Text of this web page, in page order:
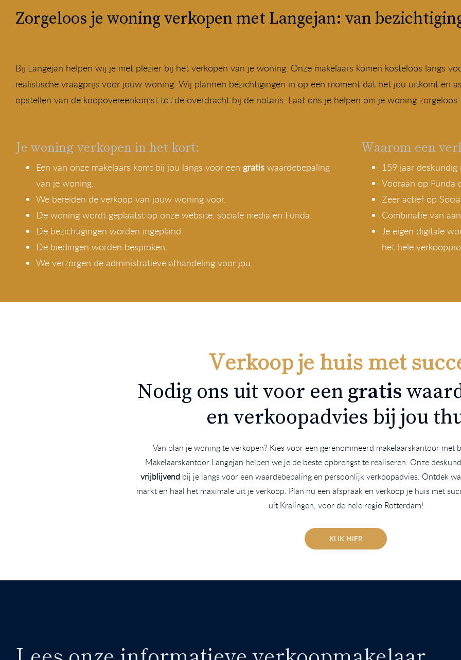
Zorgeloos je woning verkopen met Langejan: van
Bij Langejan helpen wij je met plezier bij het verkopen van je woning. Onze makelaars komen kosteloos langs
realistische vraagprijs voor jouw woning. Wij plannen bezichtigingen in op een moment dat het jou uitkomt en
opstellen van de koopovereenkomst tot de overdracht bij de notaris. Laat ons je helpen om je woning zorgeloos
Je woning verkopen in het kort:
Een van onze makelaars komt bij jou langs voor een gratis waardebepaling
van je woning.
We bereiden de verkoop van jouw woning voor.
De woning wordt geplaatst op onze website, sociale media en Funda.
De bezichtigingen worden ingepland.
De biedingen worden besproken.
We verzorgen de administratieve afhandeling voor jou.
Waarom een
159 jaar
Vooraan op Funda
Zeer actief op
Combinatie van
Je eigen digitale
het hele
Verkoop je huis met
Nodig ons uit voor een gratis
en verkoopadvies bij jou
Van plan je woning te verkopen? Kies voor een gerenommeerd makelaarskantoor met
Makelaarskantoor Langejan helpen we je de beste opbrengst te realiseren. Onze
vrijblijvend bij je langs voor een waardebepaling en persoonlijk verkoopadvies. Ontdek
markt en haal het maximale uit je verkoop. Plan nu een afspraak en verkoop je huis met
uit Kralingen, voor de hele regio Rotterdam!
KLIK HIER